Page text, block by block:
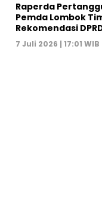
Raperda
Pemda Lombok
Rekomendasi
7 Juli 2026 | 17:01 WIB